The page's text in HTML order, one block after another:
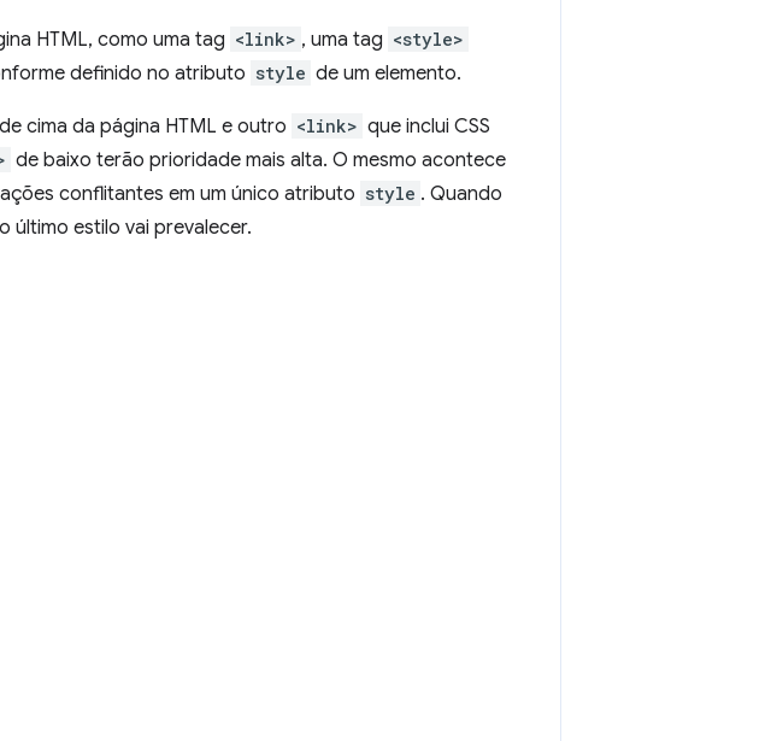
HTML, como uma tag <link> , uma tag <style>
definido no atributo style de um elemento.
cima da página HTML e outro <link> que inclui CSS
de baixo terão prioridade mais alta. O mesmo acontece
conflitantes em um único atributo style . Quando
último estilo vai prevalecer.